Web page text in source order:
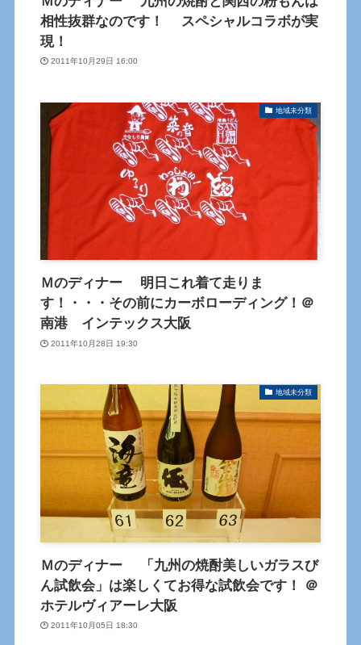
相性抜群なのです！ スペシャルコラボが実
現！
2011年10月29日 16:00
地域未分類
Ｍのディナー 明日これ着て走りま
す！・・・その前にカーボローディング！＠
南港 インテックス大阪
2011年10月28日 19:30
地域未分類
Ｍのディナー 「九州の焼酎美しいガラスび
ん試飲会」は楽しくてお得な試飲会です！ ＠
ホテルヴィアーレ大阪
2011年10月05日 18:30